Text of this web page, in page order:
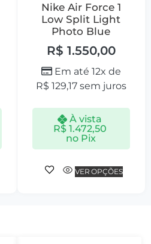
Nike Air Force 1
Low Split Light
Photo Blue
R$ 1.550,00
Em até 12x de
R$ 129,17sem juros
À vista
R$1.472,50
no Pix
VER OPÇÕES